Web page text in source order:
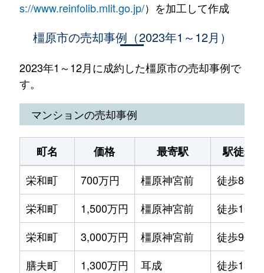
s://www.reinfolib.mlit.go.jp/）を加工して作成
橿原市の売却事例（2023年1～12月）
2023年1～12月に成約した橿原市の売却事例で
す。
マンションの売却事例
町名 価格 最寄駅
駅徒歩
栄和町
700万円 橿原神宮前
徒歩8分
栄和町
1,500万円 橿原神宮前
徒歩10分
栄和町
3,000万円 橿原神宮前
徒歩9分
膳夫町
1,300万円 耳成
徒歩13分